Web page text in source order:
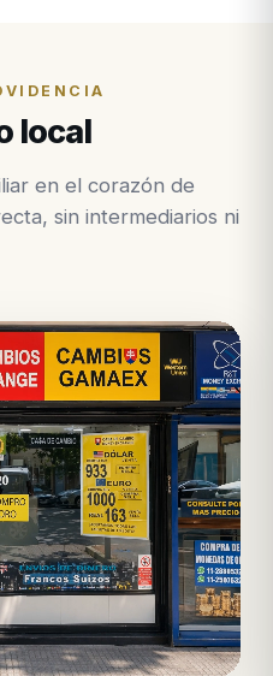
local
en el corazón de
sin intermediarios ni